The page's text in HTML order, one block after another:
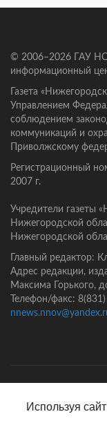
© 2006–2026 ГАУ
информационный
Газета
Управлением
соблюдением
коммуникаций и
Приволжскому
Регистрационный
2007 г.
Учредители газеты
Нижегородской
Нижегородской
Главный редактор:
Адрес редакции,
Максима Горького,
Телефон/факс:
Используя